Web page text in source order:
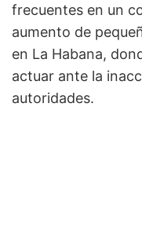
frecuentes en un
aumento de
en La Habana,
actuar ante la
autoridades.